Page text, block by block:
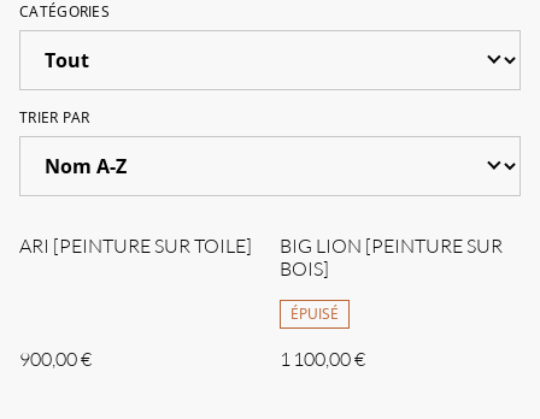
CATÉGORIES
TRIER PAR
ARI [PEINTURE SUR TOILE]
900,00 €
BIG LION [PEINTURE SUR
BOIS]
ÉPUISÉ
1 100,00 €